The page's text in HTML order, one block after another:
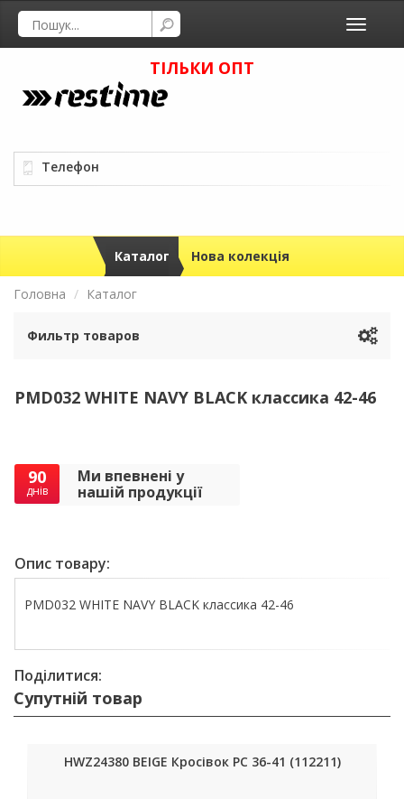
Toggle
ТІЛЬКИ ОПТ
Телефон
Каталог Нова колекція
Головна Каталог
Фильтр товаров
PMD032 WHITE NAVY BLACK классика 42-46
90
днів
Ми впевнені у
нашій продукції
Опис товару:
PMD032 WHITE NAVY BLACK классика 42-46
Поділитися:
Супутній товар
HWZ24380 BEIGE Кросівок РС 36-41 (112211)